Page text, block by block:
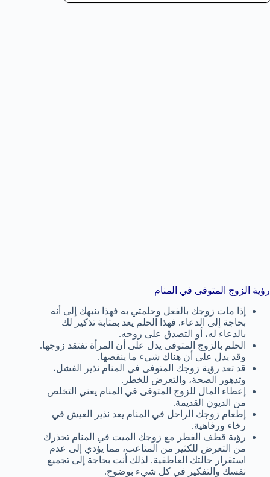
رؤية الزوج المتوفى في المنام
إذا مات زوجك بالفعل وحلمتي به فهذا ينبهك إلى أنه
بحاجة إلى الدعاء. فهذا الحلم يعد بمثابة تذكير لك
بالدعاء له، أو التصدق على روحه.
الحلم بالزوج المتوفى يدل على أن المرأة تفتقد زوجها.
وقد يدل على أن هناك شيء ما ينقصها.
قد تعد رؤية زوجك المتوفى في المنام نذير الفشل،
وتدهور الصحة، والتعرض للخطر.
إعطاء المال للزوج المتوفى في المنام يعني التخلص
من الديون القديمة.
إطعام زوجك الراحل في المنام يعد نذير العيش في
رخاء ورفاهية.
رؤية قطف الفطر مع زوجك الميت في المنام تحذرك
من التعرض للكثير من المتاعب، مما يؤدي إلى عدم
استقرار حالتك العاطفية. لذلك أنت بحاجة إلى تجميع
نفسك والتفكير في كل شيء بوضوح.